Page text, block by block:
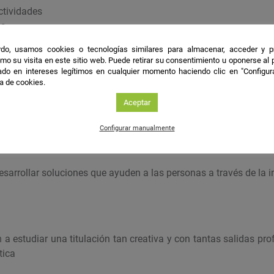
del laboratorio de inteligencia ambiental de la
soluciones que ayuden a las personas a través de la
a estudiar una titulación tan creativa y con tantas salidas
usamos cookies o tecnologías similares para almacenar, acceder y
su visita en este sitio web. Puede retirar su consentimiento u oponerse al
en intereses legítimos en cualquier momento haciendo clic en
de cookies.
Aceptar
Configurar manualmente